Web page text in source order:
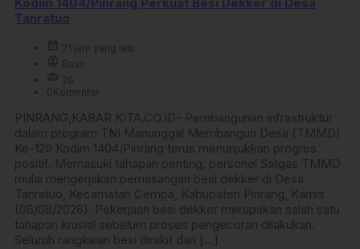
Kodim 1404/Pinrang Perkuat Besi Dekker di Desa
Tanratuo
calendar_month 21 jam yang lalu
account_circle Basir
visibility 26
0Komentar
PINRANG,KABAR KITA.CO.ID- Pembangunan infrastruktur
dalam program TNI Manunggal Membangun Desa (TMMD)
Ke-129 Kodim 1404/Pinrang terus menunjukkan progres
positif. Memasuki tahapan penting, personel Satgas TMMD
mulai mengerjakan pemasangan besi dekker di Desa
Tanratuo, Kecamatan Cempa, Kabupaten Pinrang, Kamis
(06/08/2026). Pekerjaan besi dekker merupakan salah satu
tahapan krusial sebelum proses pengecoran dilakukan.
Seluruh rangkaian besi dirakit dan […]